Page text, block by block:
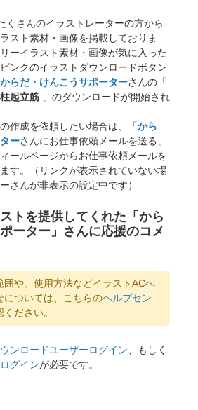
くさんのイラストレーターの方から
スト素材・画像を掲載しておりま
ーイラスト素材・画像が気に入った
ンクのイラストダウンロードボタン
からだ・けんこうサポーターさんの「
起立筋 」のダウンロードが開始され
作成を依頼したい場合は、「から
ーさんにお仕事依頼メールを送る」
ールページからお仕事依頼メールを
す。（リンクが表示されていない場
さんが非表示の設定中です）
トを提供してくれた「から
ーター」さんに応援のコメ
囲や、使用方法などイラストACへ
については、こちらのヘルプセン
ださい。
ンロードユーザーログイン 、もしく
グインが必要です。